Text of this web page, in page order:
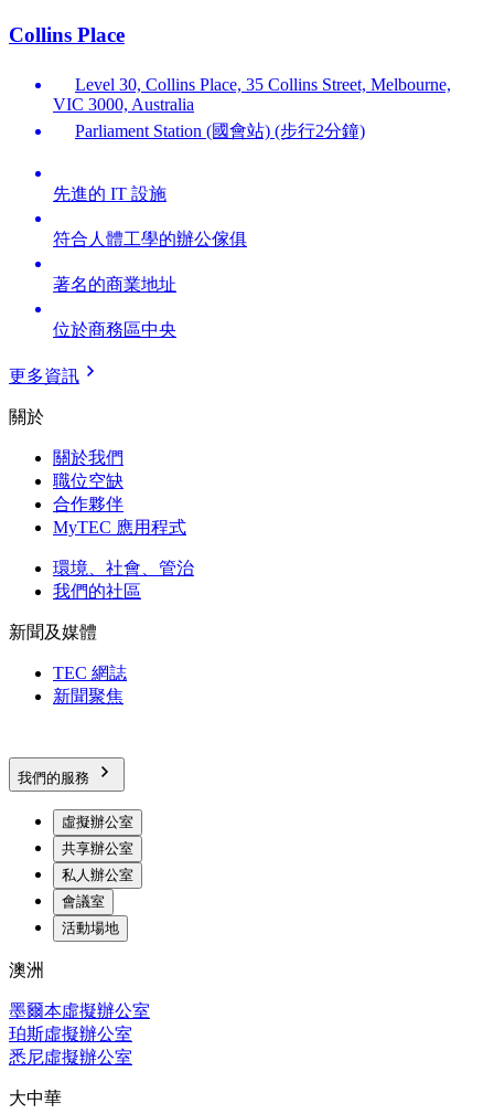
Collins Place
Level 30, Collins Place, 35 Collins Street, Melbourne,
VIC 3000, Australia
Parliament Station (國會站) (步行2分鐘)
先進的 IT 設施
符合人體工學的辦公傢俱
著名的商業地址
位於商務區中央
更多資訊
關於
關於我們
職位空缺
合作夥伴
MyTEC 應用程式
環境、社會、管治
我們的社區
新聞及媒體
TEC 網誌
新聞聚焦
我們的服務
虛擬辦公室
共享辦公室
私人辦公室
會議室
活動場地
澳洲
墨爾本虛擬辦公室
珀斯虛擬辦公室
悉尼虛擬辦公室
大中華